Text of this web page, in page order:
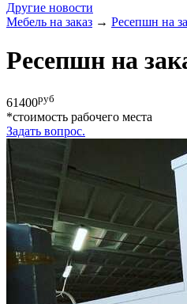
Другие новости
Мебель на заказ → Ресепшн на
Ресепшн на
61400руб
*cтоимость рабочего места
Задать вопрос.